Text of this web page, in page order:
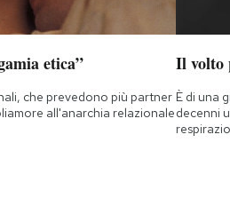
etica”
che prevedono più partner
all'anarchia relazionale
Il volto
È di una
decenni